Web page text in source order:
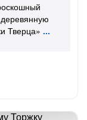
Тверца»